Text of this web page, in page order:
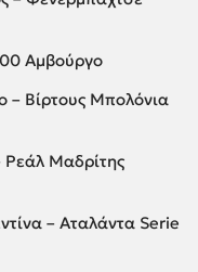
Αμβούργο
– Βίρτους Μπολόνια
Ρεάλ Μαδρίτης
– Αταλάντα Serie